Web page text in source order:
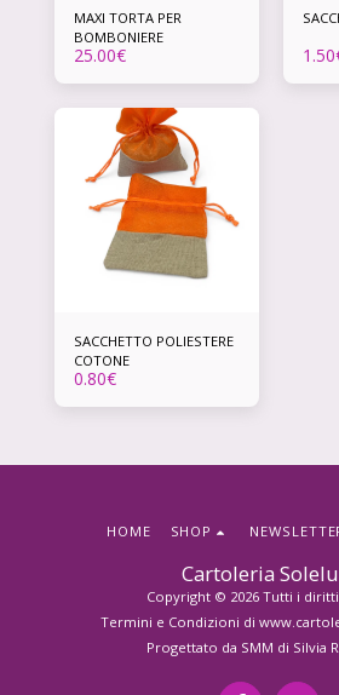
MAXI TORTA PER
BOMBONIERE
25.00€ 1.50
SACCHETTO POLIESTERE
COTONE
0.80€
Cartoleria
Copyright © 2026 Tutti i
Termini e Condizioni di
Progettato da SMM di Silvia
HOME SHOP